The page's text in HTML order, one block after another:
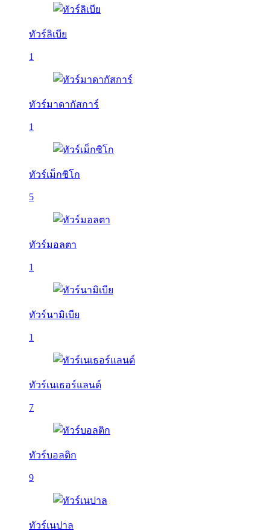
ทัวร์ลิเบีย
1
ทัวร์มาดากัสการ์
1
ทัวร์เม็กซิโก
5
ทัวร์มอลตา
1
ทัวร์นามิเบีย
1
ทัวร์เนเธอร์แลนด์
7
ทัวร์บอลติก
9
ทัวร์เนปาล